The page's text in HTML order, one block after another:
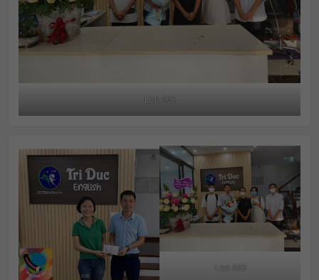
Lop A63
Lop A63